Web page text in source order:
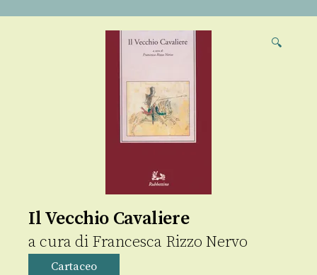
🔍
Il Vecchio Cavaliere
a cura di Francesca Rizzo Nervo
Cartaceo